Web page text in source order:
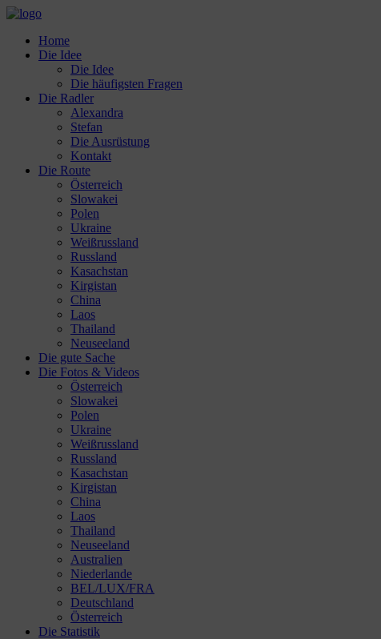
Home
Die Idee
Die Idee
Die häufigsten Fragen
Die Radler
Alexandra
Stefan
Die Ausrüstung
Kontakt
Die Route
Österreich
Slowakei
Polen
Ukraine
Weißrussland
Russland
Kasachstan
Kirgistan
China
Laos
Thailand
Neuseeland
Die gute Sache
Die Fotos & Videos
Österreich
Slowakei
Polen
Ukraine
Weißrussland
Russland
Kasachstan
Kirgistan
China
Laos
Thailand
Neuseeland
Australien
Niederlande
BEL/LUX/FRA
Deutschland
Österreich
Die Statistik